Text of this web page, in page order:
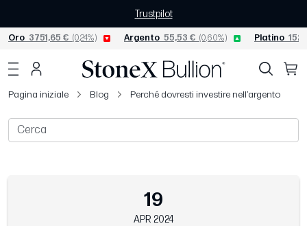
Trustpilot
Oro 3751,65 € (0,24%) Argento 55,53 € (0,60%) Platino
Pagina iniziale Blog Perché dovresti investire nell’argento
19
APR 2024